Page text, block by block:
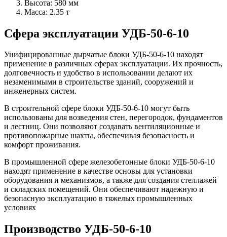
Высота: 580 мм
Масса: 2.35 т
Сфера эксплуатации УДБ-50-6-10
Унифицированные дырчатые блоки УДБ-50-6-10 находят
применение в различных сферах эксплуатации. Их прочность,
долговечность и удобство в использовании делают их
незаменимыми в строительстве зданий, сооружений и
инженерных систем.
В строительной сфере блоки УДБ-50-6-10 могут быть
использованы для возведения стен, перегородок, фундаментов
и лестниц. Они позволяют создавать вентиляционные и
противопожарные шахты, обеспечивая безопасность и
комфорт проживания.
В промышленной сфере железобетонные блоки УДБ-50-6-10
находят применение в качестве основы для установки
оборудования и механизмов, а также для создания стеллажей
и складских помещений. Они обеспечивают надежную и
безопасную эксплуатацию в тяжелых промышленных
условиях
Производство УДБ-50-6-10